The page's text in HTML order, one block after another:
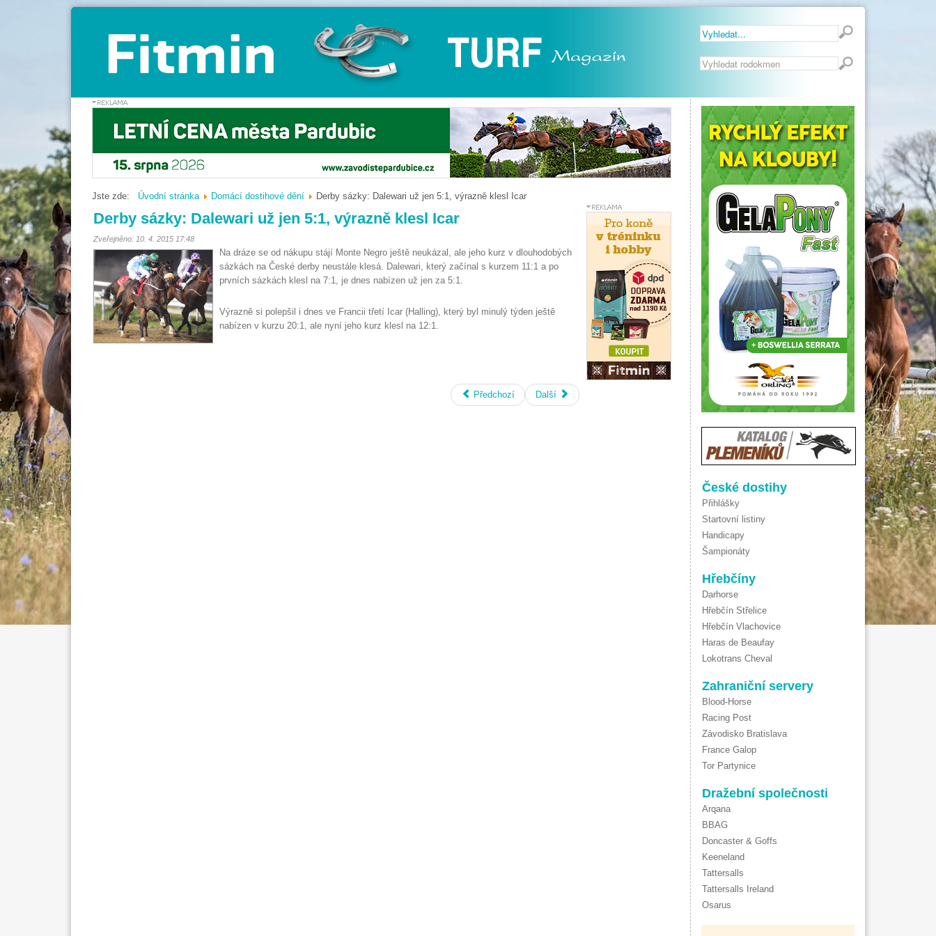
Vyhledávání...
České dostihy
Přihlášky
Startovní listiny
Handicapy
Šampionáty
Hřebčíny
Darhorse
Hřebčín Střelice
Hřebčín Vlachovice
Haras de Beaufay
Lokotrans Cheval
Zahraniční servery
Blood-Horse
Racing Post
Závodisko Bratislava
France Galop
Tor Partynice
Dražební společnosti
Arqana
BBAG
Doncaster & Goffs
Keeneland
Tattersalls
Tattersalls Ireland
Osarus
Jste zde: Úvodní stránka Domácí dostihové dění Derby sázky: Dalewari už jen 5:1, výrazně klesl Icar
Derby sázky: Dalewari už jen 5:1, výrazně klesl Icar
Zveřejněno: 10. 4. 2015 17:48
Na dráze se od nákupu stájí Monte Negro ještě neukázal, ale jeho kurz v dlouhodobých
sázkách na České derby neustále klesá. Dalewari, který začínal s kurzem 11:1 a po
prvních sázkách klesl na 7:1, je dnes nabízen už jen za 5:1.
Výrazně si polepšil i dnes ve Francii třetí Icar (Halling), který byl minulý týden ještě
nabízen v kurzu 20:1, ale nyní jeho kurz klesl na 12:1.
Předchozí Další